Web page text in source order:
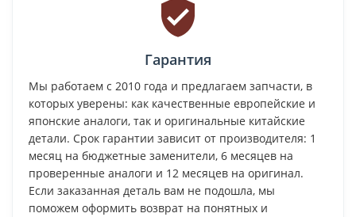
Гарантия
Мы работаем с 2010 года и предлагаем запчасти, в
которых уверены: как качественные европейские и
японские аналоги, так и оригинальные китайские
детали. Срок гарантии зависит от производителя: 1
месяц на бюджетные заменители, 6 месяцев на
проверенные аналоги и 12 месяцев на оригинал.
Если заказанная деталь вам не подошла, мы
поможем оформить возврат на понятных и